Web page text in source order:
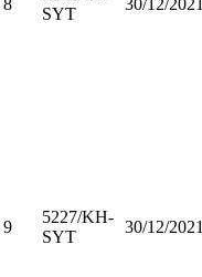
8
SYT
30/12/2021
9
5227/KH-
SYT
30/12/2021